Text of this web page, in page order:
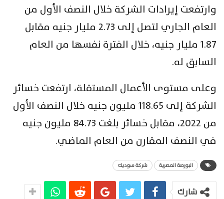
وارتفعت إيرادات الشركة خلال النصف الأول من
العام الجاري لتصل إلى 2.73 مليار جنيه مقابل
1.87 مليار جنيه، خلال الفترة نفسها من العام
السابق له.
وعلى مستوى الأعمال المستقلة، ارتفعت خسائر
الشركة إلى 118.65 مليون جنيه خلال النصف الأول
من 2022، مقابل خسائر بلغت 84.73 مليون جنيه
في النصف المقارن من العام الماضي.
البورصة المصرية شركة سوديك
شارك